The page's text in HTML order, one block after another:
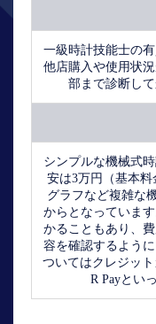
一級時計技能士の
他店購入や使用状
部まで診断し
シンプルな機械式
安は3万円（基本
グラフなど複雑な
からとなっていま
かることもあり、
容を確認するよう
ついてはクレジッ
R Payとい